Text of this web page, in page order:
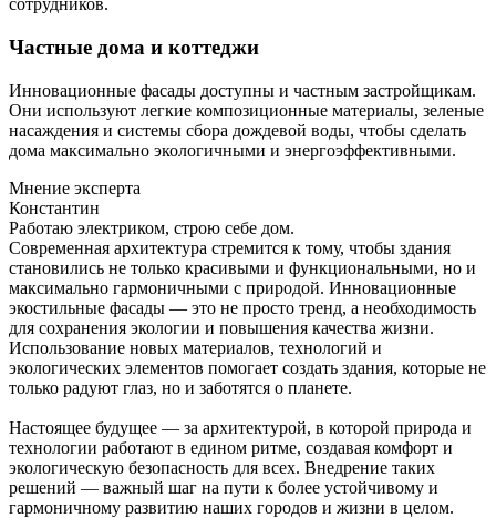
сотрудников.
Частные дома и коттеджи
Инновационные фасады доступны и частным застройщикам.
Они используют легкие композиционные материалы, зеленые
насаждения и системы сбора дождевой воды, чтобы сделать
дома максимально экологичными и энергоэффективными.
Мнение эксперта
Константин
Работаю электриком, строю себе дом.
Современная архитектура стремится к тому, чтобы здания
становились не только красивыми и функциональными, но и
максимально гармоничными с природой. Инновационные
экостильные фасады — это не просто тренд, а необходимость
для сохранения экологии и повышения качества жизни.
Использование новых материалов, технологий и
экологических элементов помогает создать здания, которые не
только радуют глаз, но и заботятся о планете.
Настоящее будущее — за архитектурой, в которой природа и
технологии работают в едином ритме, создавая комфорт и
экологическую безопасность для всех. Внедрение таких
решений — важный шаг на пути к более устойчивому и
гармоничному развитию наших городов и жизни в целом.